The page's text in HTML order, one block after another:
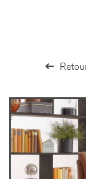
meubles de
décoration